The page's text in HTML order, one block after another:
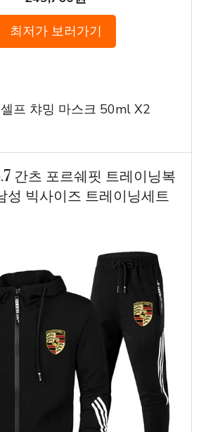
최저가 보러가기
프 챠밍 마스크 50ml X2
간츠 포르쉐핏 트레이닝복
성 빅사이즈 트레이닝세트